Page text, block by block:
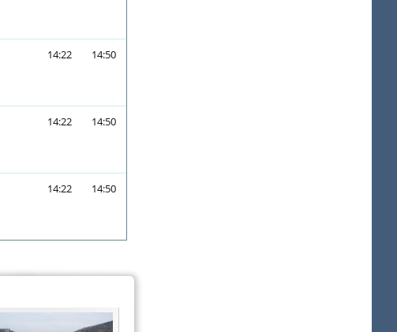
14:22 14:50
14:22 14:50
14:22 14:50